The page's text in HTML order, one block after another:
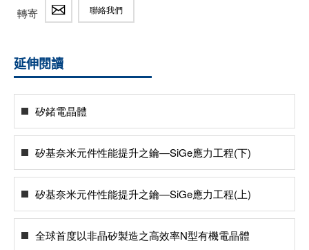
轉寄 聯絡我們
延伸閱讀
矽鍺電晶體
矽基奈米元件性能提升之鑰—SiGe應力工程(下)
矽基奈米元件性能提升之鑰—SiGe應力工程(上)
全球首度以非晶矽製造之高效率N型有機電晶體